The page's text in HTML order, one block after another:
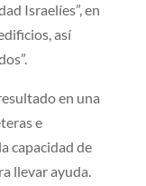
Israelíes”, en
así
en una
e
capacidad de
llevar ayuda.